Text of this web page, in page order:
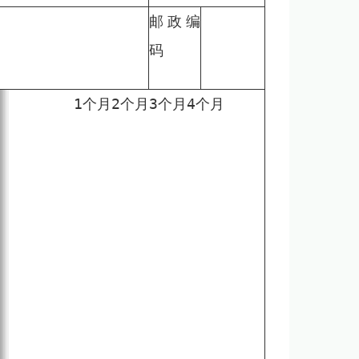
邮政编
码
1个月 2个月 3个月 4个月